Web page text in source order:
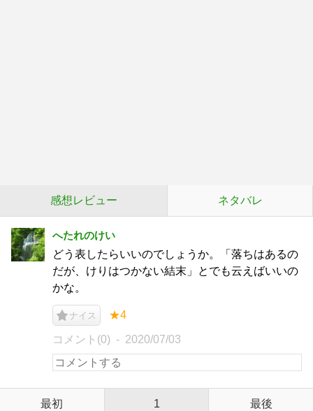
感想レビュー ネタバレ
へたれのけい
どう表したらいいのでしょうか。「落ちはあるの
だが、けりはつかない結末」とでも云えばいいの
かな。
ナイス ★4
コメント(0) 2020/07/03
最初 1 最後